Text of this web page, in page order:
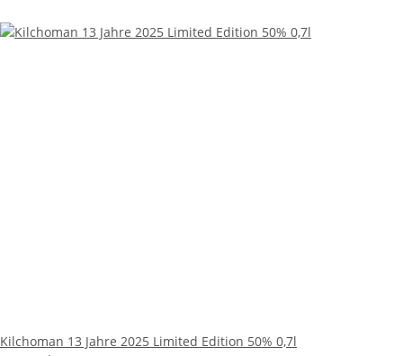
Kilchoman 13 Jahre 2025 Limited Edition 50% 0,7l